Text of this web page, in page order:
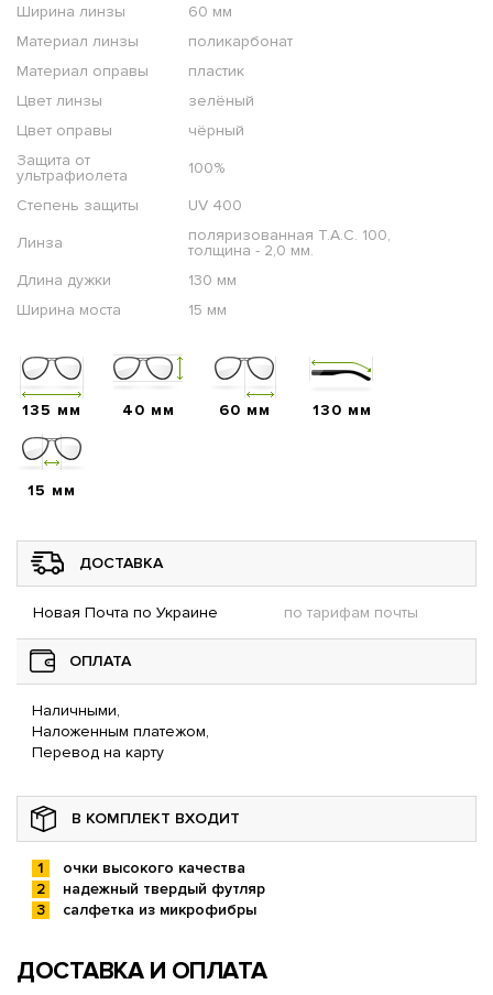
Ширина линзы
60 мм
Материал линзы
поликарбонат
Материал оправы
пластик
Цвет линзы
зелёный
Цвет оправы
чёрный
Защита от
ультрафиолета
100%
Степень защиты
UV 400
Линза
поляризованная T.A.C. 100,
толщина - 2,0 мм.
Длина дужки
130 мм
Ширина моста
15 мм
135 мм 40 мм 60 мм 130 мм
15 мм
ДОСТАВКА
Новая Почта по Украине по тарифам почты
ОПЛАТА
Наличными,
Наложенным платежом,
Перевод на карту
В КОМПЛЕКТ ВХОДИТ
очки высокого качества
надежный твердый футляр
салфетка из микрофибры
ДОСТАВКА И ОПЛАТА